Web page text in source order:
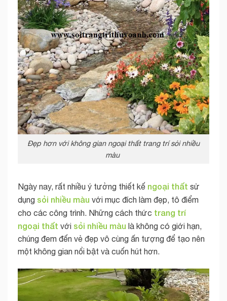
Đẹp hơn với không gian ngoại thất trang trí sỏi nhiều
màu
Ngày nay, rất nhiều ý tưởng thiết kế ngoại thất sử
dụng sỏi nhiều màu với mục đích làm đẹp, tô điểm
cho các công trình. Những cách thức trang trí
ngoại thất với sỏi nhiều màu là không có giới hạn,
chúng đem đến vẻ đẹp vô cùng ấn tượng để tạo nên
một không gian nổi bật và cuốn hút hơn.